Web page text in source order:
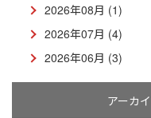
2026年08月 (1)
2026年07月 (4)
2026年06月 (3)
アーカ